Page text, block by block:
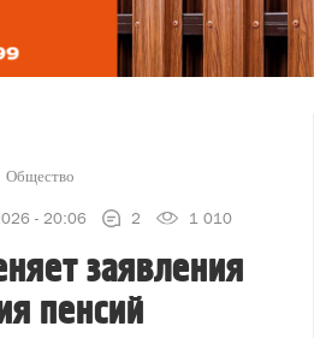
Общество
- 20:06 2 1 010
заявления
пенсий